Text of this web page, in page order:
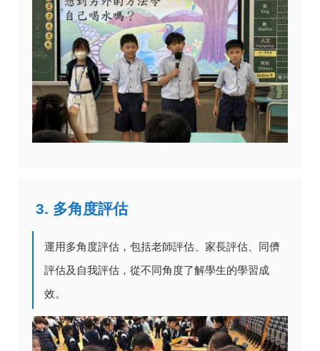
3. 多角度評估
運用多角度評估，包括老師評估、家長評估、同儕
評估及自我評估，從不同角度了解學生的學習成
效。